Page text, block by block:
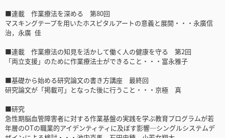
■連載 作業療法を深める 第80回
マスキングテープを用いたホスピタルアートの意義と展開・・・永廣信
治，永廣 佳
■連載 作業療法の知見を活かして働く人の健康を守る 第2回
「両立支援」のために作業療法士ができること・・・富永雅子
■基礎から始める研究論文の書き方講座 最終回
研究論文が「掲載可」となった後に行うこと・・・京極 真
■研究
急性期脳血管障害者に対する作業基盤の実践を学ぶ教育プログラムが若
年層のOTの職業的アイデンティティに及ぼす影響─シングルシステムデ